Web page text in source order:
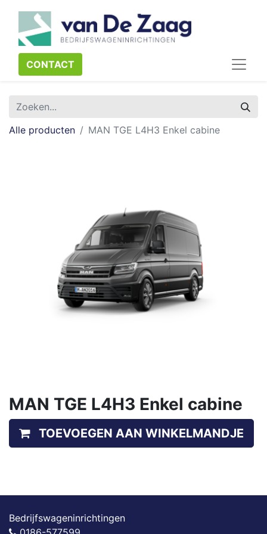
CONTACT​​​​
Alle producten MAN TGE L4H3 Enkel cabine
MAN TGE L4H3 Enkel cabine
TOEVOEGEN AAN WINKELMANDJE
Bedrijfswageninrichtingen